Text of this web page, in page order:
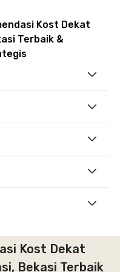
Kost Dekat
Terbaik &
Kost Dekat
Bekasi Terbaik